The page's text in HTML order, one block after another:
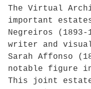
The Virtual
important
Negreiros
writer and
Sarah Affonso
notable figure
This joint